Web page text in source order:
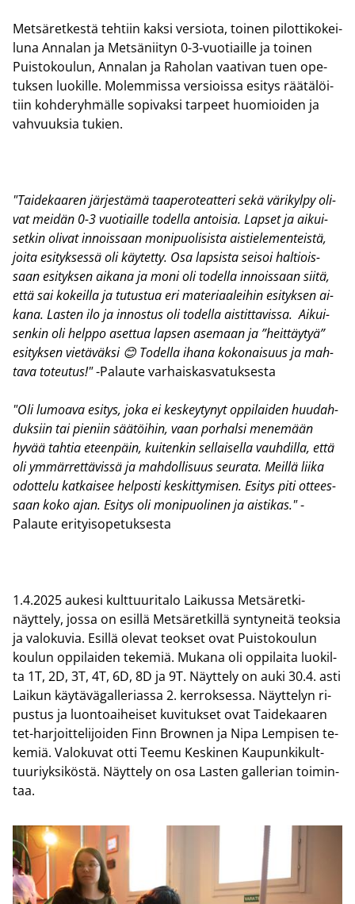
Met­sä­ret­kes­tä teh­tiin kaksi ver­sio­ta, toi­nen pi­lot­ti­ko­kei­
lu­na An­na­lan ja Met­sä­nii­tyn 0-3-​vuotiaille ja toi­nen
Puis­to­kou­lun, An­na­lan ja Ra­ho­lan vaa­ti­van tuen ope­
tuk­sen luo­kil­le. Mo­lem­mis­sa ver­siois­sa esi­tys rää­tä­löi­
tiin koh­de­ryh­mäl­le so­pi­vak­si tar­peet huo­mioi­den ja
vah­vuuk­sia tu­kien.
"Tai­de­kaa­ren jär­jes­tä­mä taa­pe­ro­teat­te­ri sekä vä­ri­kyl­py oli­
vat mei­dän 0-3 vuo­tiail­le to­del­la an­toi­sia. Lap­set ja ai­kui­
set­kin oli­vat in­nois­saan mo­ni­puo­li­sis­ta ais­tie­le­men­teis­tä,
joita esi­tyk­ses­sä oli käy­tet­ty. Osa lap­sis­ta sei­soi hal­tiois­
saan esi­tyk­sen ai­ka­na ja moni oli to­del­la in­nois­saan siitä,
että sai ko­keil­la ja tu­tus­tua eri ma­te­ri­aa­lei­hin esi­tyk­sen ai­
ka­na. Las­ten ilo ja in­nos­tus oli to­del­la ais­tit­ta­vis­sa. Ai­kui­
sen­kin oli help­po aset­tua lap­sen ase­maan ja ”heit­täy­tyä”
esi­tyk­sen vie­tä­väk­si 😊 To­del­la ihana ko­ko­nai­suus ja mah­
ta­va to­teu­tus!"-​Palaute var­hais­kas­va­tuk­ses­ta
"Oli lu­moa­va esi­tys, joka ei kes­key­ty­nyt op­pi­lai­den huu­dah­
duk­siin tai pie­niin sää­töi­hin, vaan por­hal­si me­ne­mään
hyvää tah­tia eteen­päin, kui­ten­kin sel­lai­sel­la vauh­dil­la, että
oli ym­mär­ret­tä­vis­sä ja mah­dol­li­suus seu­ra­ta. Meil­lä liika
odot­te­lu kat­kai­see hel­pos­ti kes­kit­ty­mi­sen. Esi­tys piti ot­tees­
saan koko ajan. Esi­tys oli mo­ni­puo­li­nen ja ais­ti­kas."-​
Palaute eri­tyi­so­pe­tuk­ses­ta
1.4.2025 au­ke­si kult­tuu­ri­ta­lo Lai­kus­sa Metsäretki-​
näyttely, jossa on esil­lä Met­sä­ret­kil­lä syn­ty­nei­tä teok­sia
ja va­lo­ku­via. Esil­lä ole­vat teok­set ovat Puis­to­kou­lun
kou­lun op­pi­lai­den te­ke­miä. Mu­ka­na oli op­pi­lai­ta luo­kil­
ta 1T, 2D, 3T, 4T, 6D, 8D ja 9T. Näyt­te­ly on auki 30.4. asti
Lai­kun käy­tä­vä­gal­le­rias­sa 2. ker­rok­ses­sa. Näyt­te­lyn ri­
pus­tus ja luon­toai­hei­set ku­vi­tuk­set ovat Tai­de­kaa­ren
tet-​harjoittelijoiden Finn Brownen ja Nipa Lem­pi­sen te­
ke­miä. Va­lo­ku­vat otti Teemu Kes­ki­nen Kau­pun­ki­kult­
tuu­riyk­si­kös­tä. Näyt­te­ly on osa Las­ten gal­le­rian toi­min­
taa.